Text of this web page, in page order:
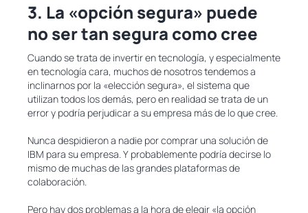
3. La «opción segura» puede
no ser tan segura como cree
Cuando se trata de invertir en tecnología, y especialmente
en tecnología cara, muchos de nosotros tendemos a
inclinarnos por la «elección segura», el sistema que
utilizan todos los demás, pero en realidad se trata de un
error y podría perjudicar a su empresa más de lo que cree.
Nunca despidieron a nadie por comprar una solución de
IBM para su empresa. Y probablemente podría decirse lo
mismo de muchas de las grandes plataformas de
colaboración.
Pero hay dos problemas a la hora de elegir «la opción